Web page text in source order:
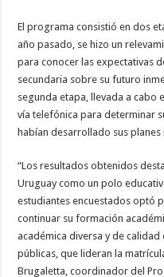
El programa consistió en dos
año pasado, se hizo un
para conocer las expectativas
secundaria sobre su futuro
segunda etapa, llevada a cabo
vía telefónica para determinar
habían desarrollado sus planes
“Los resultados obtenidos
Uruguay como un polo
estudiantes encuestados optó
continuar su formación
académica diversa y de
públicas, que lideran la
Brugaletta, coordinador del